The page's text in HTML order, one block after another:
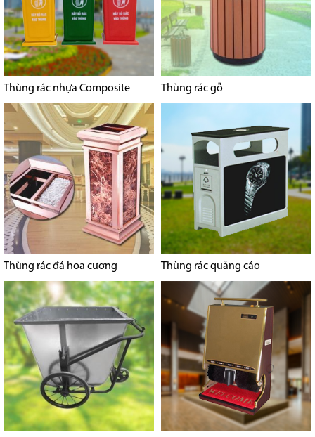
Thùng rác nhựa Composite Thùng rác gỗ
Thùng rác đá hoa cương Thùng rác quảng cáo